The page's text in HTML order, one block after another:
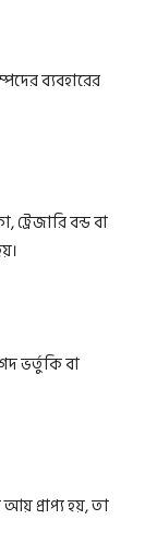
ব্যবহারের
ট্রেজারি বন্ড বা
ভর্তুকি বা
আয় প্রাপ্য হয়, তা